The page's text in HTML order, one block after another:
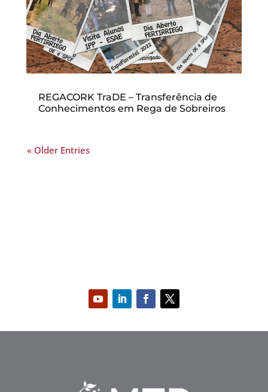
REGACORK TraDE – Transferência de
Conhecimentos em Rega de Sobreiros
« Older Entries